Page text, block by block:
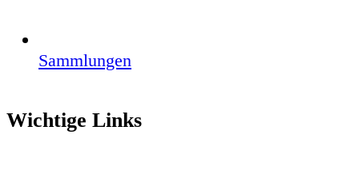
Sammlungen
Wichtige Links